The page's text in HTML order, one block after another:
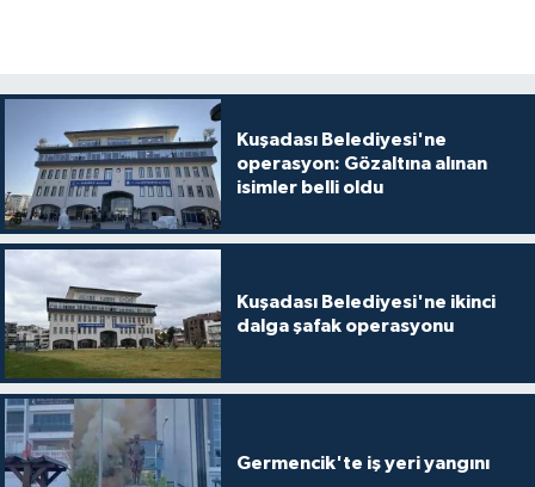
Kuşadası Belediyesi'ne
operasyon: Gözaltına alınan
isimler belli oldu
Kuşadası Belediyesi'ne ikinci
dalga şafak operasyonu
Germencik'te iş yeri yangını